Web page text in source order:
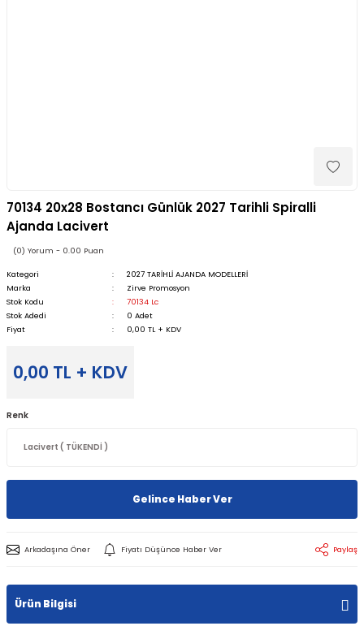
70134 20x28 Bostancı Günlük 2027 Tarihli Spiralli
Ajanda Lacivert
(0) Yorum - 0.00 Puan
Kategori
2027 TARİHLİ AJANDA MODELLERİ
Marka
Zirve Promosyon
Stok Kodu
70134 Lc
Stok Adedi
0 Adet
Fiyat
0,00 TL + KDV
0,00 TL + KDV
Renk
Gelince Haber Ver
Arkadaşına Öner Fiyatı Düşünce Haber Ver Paylaş
Ürün Bilgisi